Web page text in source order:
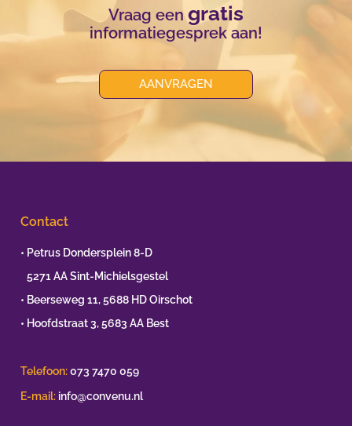
Vraag een gratis
informatiegesprek aan!
AANVRAGEN
Contact
• Petrus Dondersplein 8-D
5271 AA Sint-Michielsgestel
• Beerseweg 11, 5688 HD Oirschot
• Hoofdstraat 3, 5683 AA Best
Telefoon:073 7470 059
E-mail: info@convenu.nl